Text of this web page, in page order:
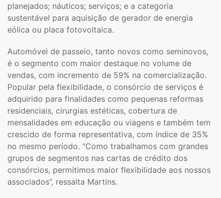
planejados; náuticos; serviços; e a categoria
sustentável para aquisição de gerador de energia
eólica ou placa fotovoltaica.
Automóvel de passeio, tanto novos como seminovos,
é o segmento com maior destaque no volume de
vendas, com incremento de 59% na comercialização.
Popular pela flexibilidade, o consórcio de serviços é
adquirido para finalidades como pequenas reformas
residenciais, cirurgias estéticas, cobertura de
mensalidades em educação ou viagens e também tem
crescido de forma representativa, com índice de 35%
no mesmo período. “Como trabalhamos com grandes
grupos de segmentos nas cartas de crédito dos
consórcios, permitimos maior flexibilidade aos nossos
associados”, ressalta Martins.